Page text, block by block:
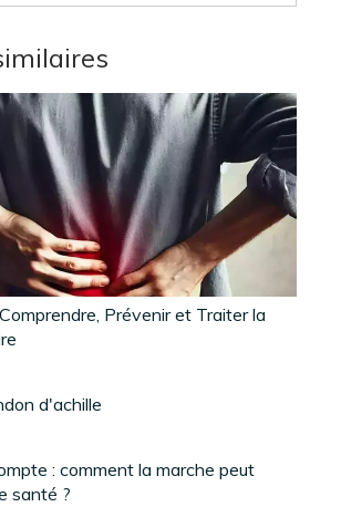
Prévenir et Traiter la
d'achille
: comment la marche peut
santé ?